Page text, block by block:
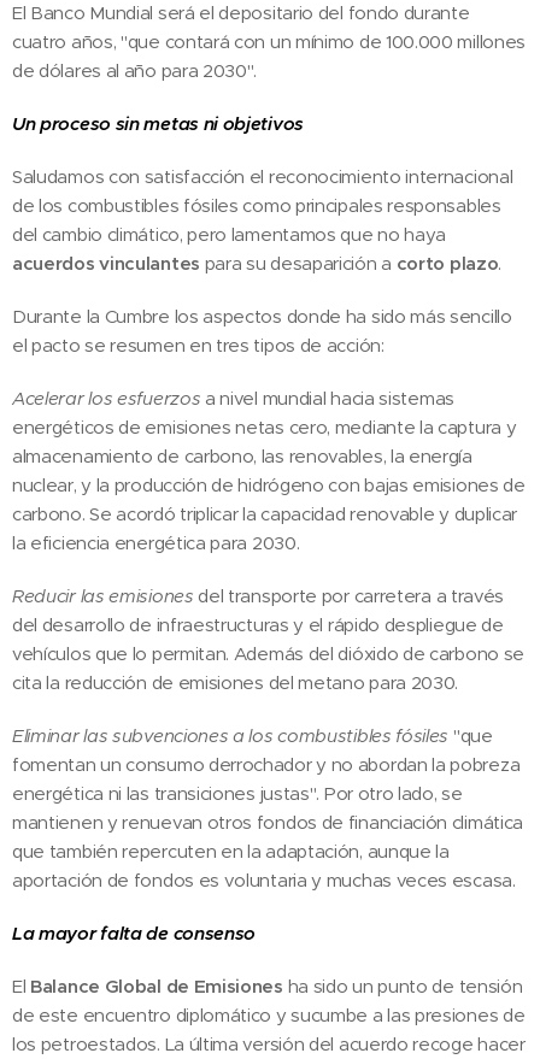
El Banco Mundial será el depositario del fondo durante
cuatro años, "que contará con un mínimo de 100.000 millones
de dólares al año para 2030".
Un proceso sin metas ni objetivos
Saludamos con satisfacción el reconocimiento internacional
de los combustibles fósiles como principales responsables
del cambio climático, pero lamentamos que no haya
acuerdos vinculantes para su desaparición a corto plazo.
Durante la Cumbre los aspectos donde ha sido más sencillo
el pacto se resumen en tres tipos de acción:
Acelerar los esfuerzos a nivel mundial hacia sistemas
energéticos de emisiones netas cero, mediante la captura y
almacenamiento de carbono, las renovables, la energía
nuclear, y la producción de hidrógeno con bajas emisiones de
carbono. Se acordó triplicar la capacidad renovable y duplicar
la eficiencia energética para 2030.
Reducir las emisiones del transporte por carretera a través
del desarrollo de infraestructuras y el rápido despliegue de
vehículos que lo permitan. Además del dióxido de carbono se
cita la reducción de emisiones del metano para 2030.
Eliminar las subvenciones a los combustibles fósiles "que
fomentan un consumo derrochador y no abordan la pobreza
energética ni las transiciones justas". Por otro lado, se
mantienen y renuevan otros fondos de financiación climática
que también repercuten en la adaptación, aunque la
aportación de fondos es voluntaria y muchas veces escasa.
La mayor falta de consenso
El Balance Global de Emisiones ha sido un punto de tensión
de este encuentro diplomático y sucumbe a las presiones de
los petroestados. La última versión del acuerdo recoge hacer